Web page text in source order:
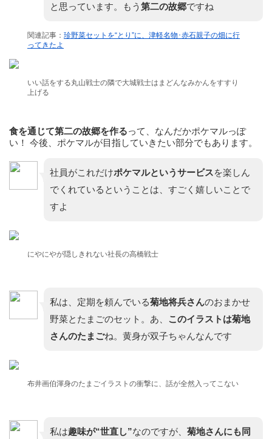
と思っています。もう 第二の故郷ですね
関連記事： 珍野菜セットを“とり”に、津軽名物･赤石親子の畑に行
ってきたよ
いい話をする丸山戦士の隣で大城戦士はまどんなみかんをすすり
上げる
食を通じて第二の故郷を作るって、なんだかポケマルっぽ
い！ 今後、ポケマルが目指していきたい部分でもあります。
社員がこれだけポケマルというサービスを楽しん
でくれているということは、すごく嬉しいことで
すよ
にやにやが隠しきれない社長の高橋戦士
私は、定期を頼んでいる菊地将兵さんのおまかせ
野菜とたまごのセット。あ、 このイラストは菊地
さんのたまごね。黄身が双子ちゃんなんです
布井画伯渾身のたまごイラストの衝撃に、話が全然入ってこない
私は趣味が“世直し”なのですが、 菊地さんにも同